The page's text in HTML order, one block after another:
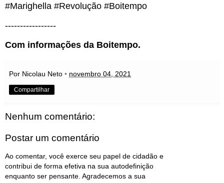
#Marighella #Revolução #Boitempo
-----------------
Com informações da Boitempo.
Por Nicolau Neto • novembro 04, 2021
Compartilhar
Nenhum comentário:
Postar um comentário
Ao comentar, você exerce seu papel de cidadão e
contribui de forma efetiva na sua autodefinição
enquanto ser pensante. Agradecemos a sua